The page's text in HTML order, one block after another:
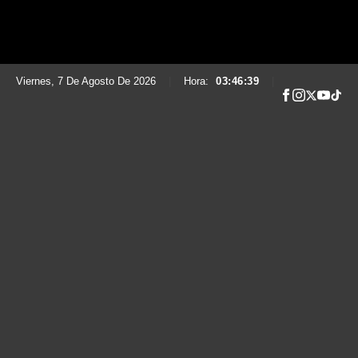
Viernes, 7 De Agosto De 2026 Hora: 03:46:40